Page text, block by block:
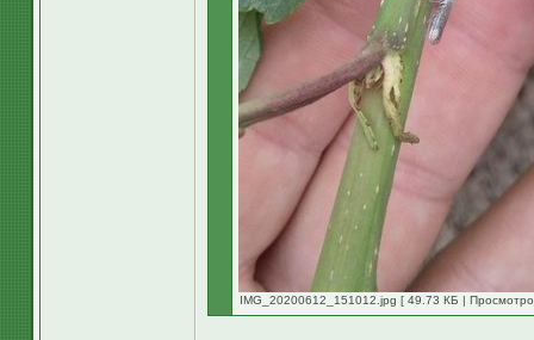
IMG_20200612_151012.jpg [ 49.73 КБ |